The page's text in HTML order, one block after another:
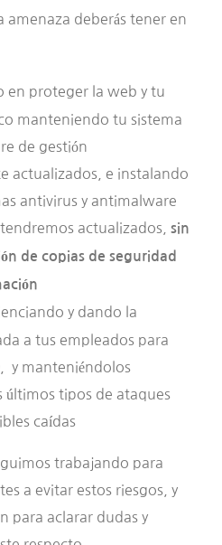
amenaza deberás tener en
en proteger la web y tu
manteniendo tu sistema
de gestión
actualizados, e instalando
antivirus y antimalware
actualizados, sin
de copias de seguridad
y dando la
a tus empleados para
, y manteniéndolos
últimos tipos de ataques
caídas
trabajando para
a evitar estos riesgos, y
para aclarar dudas y